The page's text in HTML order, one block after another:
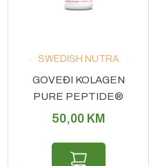
SWEDISH NUTRA
GOVEĐI KOLAGEN
PURE PEPTIDE®
5.000
50,00 KM